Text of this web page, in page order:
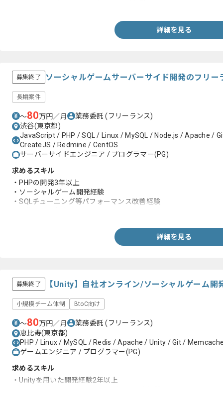
詳細を見る
募集終了 ソーシャルゲームサーバーサイド開発のフリー
長期案件
〜80万円／月 業務委託(フリーランス)
渋谷(東京都)
JavaScript / PHP / SQL / Linux / MySQL / Node.js / Apache /
CreateJS / Redmine / CentOS
サーバーサイドエンジニア / プログラマー(PG)
求めるスキル
・PHPの開発3年以上
・ソーシャルゲーム開発経験
・SQLチューニング等パフォーマンス改善経験
詳細を見る
募集終了 【Unity】自社オンライン/ソーシャルゲーム
小規模チーム体制 BtoC向け
〜80万円／月 業務委託(フリーランス)
恵比寿(東京都)
PHP / Linux / MySQL / Redis / Apache / Unity / Git /
ゲームエンジニア / プログラマー(PG)
求めるスキル
・Unityを用いた開発経験2年以上